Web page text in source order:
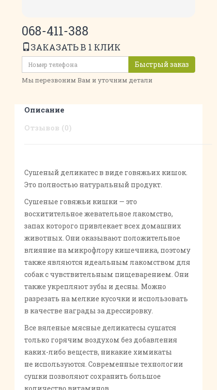
068-411-388
ЗАКАЗАТЬ В 1 КЛИК
Быстрый заказ
Мы перезвоним Вам и уточним детали
Описание
Отзывов (0)
Сушеный деликатес в виде говяжьих кишок.
Это полностью натуральный продукт.
Сушеные говяжьи кишки — это
восхитительное жевательное лакомство,
запах которого привлекает всех домашних
животных. Они оказывают положительное
влияние на микрофлору кишечника, поэтому
также являются идеальным лакомством для
собак с чувствительным пищеварением. Они
также укрепляют зубы и десны. Можно
разрезать на мелкие кусочки и использовать
в качестве награды за дрессировку.
Все вяленые мясные деликатесы сушатся
только горячим воздухом без добавления
каких-либо веществ, никакие химикаты
не используются. Современные технологии
сушки позволяют сохранить большое